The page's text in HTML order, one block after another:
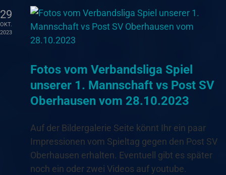
29
OKT.
2023
Fotos vom Verbandsliga Spiel
unserer 1. Mannschaft vs Post SV
Oberhausen vom 28.10.2023
Auf der Bildergalerie Seite könnt Ihr ein paar
Impressionen vom Spieltag gegen den Post SV
Oberhausen erhalten. Eventuell gibt es später
noch ein oder zwei Videos auf youtube.